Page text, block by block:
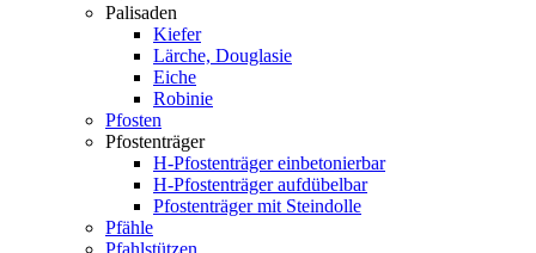
Palisaden
Kiefer
Lärche, Douglasie
Eiche
Robinie
Pfosten
Pfostenträger
H-Pfostenträger einbetonierbar
H-Pfostenträger aufdübelbar
Pfostenträger mit Steindolle
Pfähle
Pfahlstützen